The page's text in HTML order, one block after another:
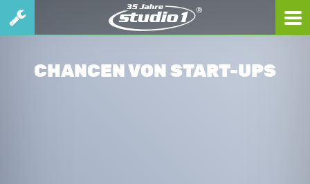
CHANCEN VON START-UPS